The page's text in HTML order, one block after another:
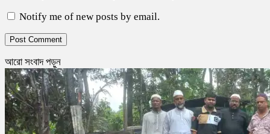
Notify me of new posts by email.
আরো সংবাদ পড়ুন